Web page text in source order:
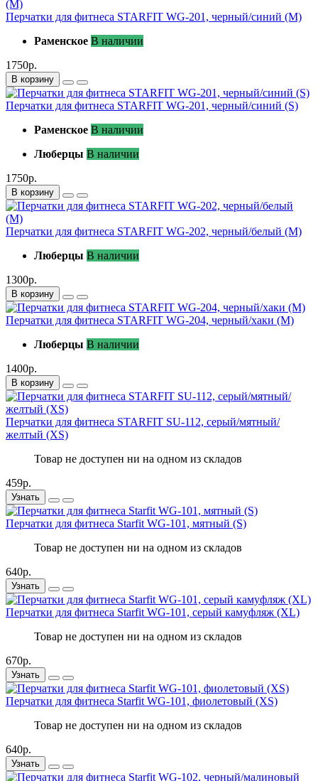
Перчатки для фитнеса STARFIT WG-201, черный/синий (M)
Раменское В наличии
1750р.
В корзину
Перчатки для фитнеса STARFIT WG-201, черный/синий (S)
Раменское В наличии
Люберцы В наличии
1750р.
В корзину
Перчатки для фитнеса STARFIT WG-202, черный/белый (M)
Люберцы В наличии
1300р.
В корзину
Перчатки для фитнеса STARFIT WG-204, черный/хаки (M)
Люберцы В наличии
1400р.
В корзину
Перчатки для фитнеса STARFIT SU-112, серый/мятный/
желтый (XS)
Товар не доступен ни на одном из складов
459р.
Узнать
Перчатки для фитнеса Starfit WG-101, мятный (S)
Товар не доступен ни на одном из складов
640р.
Узнать
Перчатки для фитнеса Starfit WG-101, серый камуфляж (XL)
Товар не доступен ни на одном из складов
670р.
Узнать
Перчатки для фитнеса Starfit WG-101, фиолетовый (XS)
Товар не доступен ни на одном из складов
640р.
Узнать